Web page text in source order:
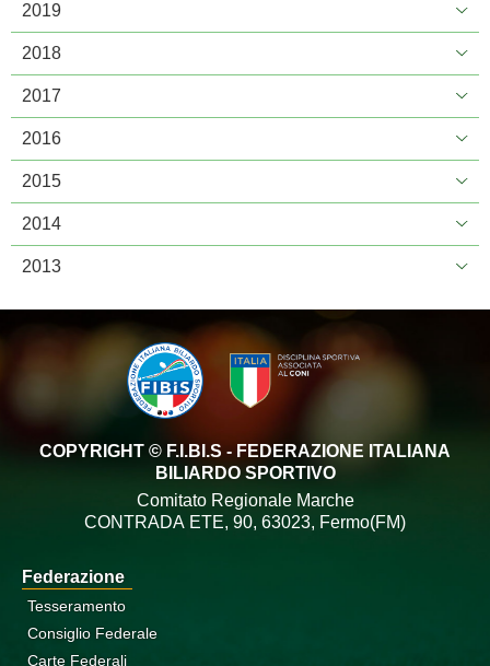
2019
2018
2017
2016
2015
2014
2013
COPYRIGHT © F.I.BI.S - FEDERAZIONE ITALIANA
BILIARDO SPORTIVO
Comitato Regionale Marche
CONTRADA ETE, 90, 63023, Fermo(FM)
Federazione
Tesseramento
Consiglio Federale
Carte Federali